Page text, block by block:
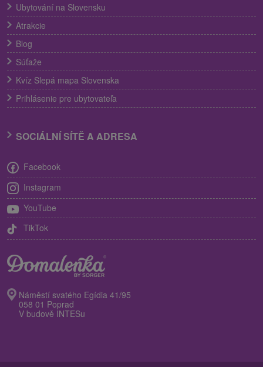
Ubytování na Slovensku
Atrakcie
Blog
Súťaže
Kvíz Slepá mapa Slovenska
Prihlásenie pre ubytovateľa
SOCIÁLNÍ SÍTĚ A ADRESA
Facebook
Instagram
YouTube
TikTok
Náměstí svatého Egídia 41/95
058 01 Poprad
V budově INTESu